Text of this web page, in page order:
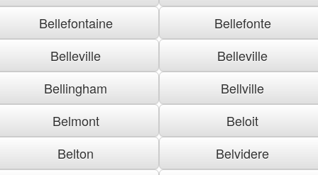
Bellefontaine
Bellefonte
Belleville
Belleville
Bellingham
Bellville
Belmont
Beloit
Belton
Belvidere